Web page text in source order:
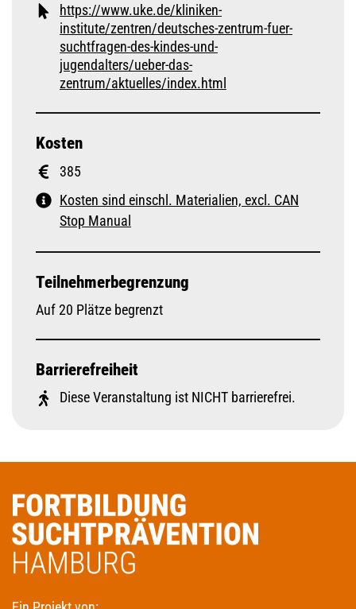
https://www.uke.de/kliniken-
institute/zentren/deutsches-zentrum-fuer-
suchtfragen-des-kindes-und-
jugendalters/ueber-das-
zentrum/aktuelles/index.html
Kosten
385
Kosten sind einschl. Materialien, excl. CAN
Stop Manual
Teilnehmerbegrenzung
Auf 20 Plätze begrenzt
Barrierefreiheit
Diese Veranstaltung ist NICHT barrierefrei.